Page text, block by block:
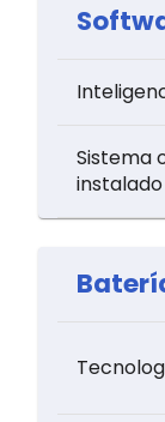
Sistema
instalado